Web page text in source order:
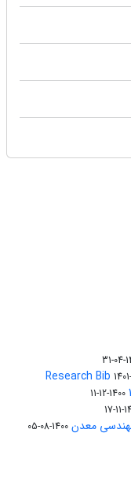
1400-12-11
معدن 1400-08-05